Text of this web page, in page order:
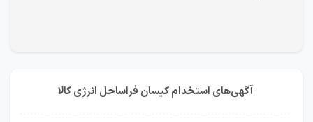
آگهی‌های استخدام کیسان فراساحل انرژی کالا